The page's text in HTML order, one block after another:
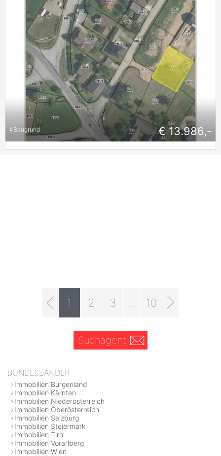
#Baugrund € 13.986,-
1 2 3 10
Suchagent
BUNDESLÄNDER
Immobilien Burgenland
Immobilien Kärnten
Immobilien Niederösterreich
Immobilien Oberösterreich
Immobilien Salzburg
Immobilien Steiermark
Immobilien Tirol
Immobilien Vorarlberg
Immobilien Wien